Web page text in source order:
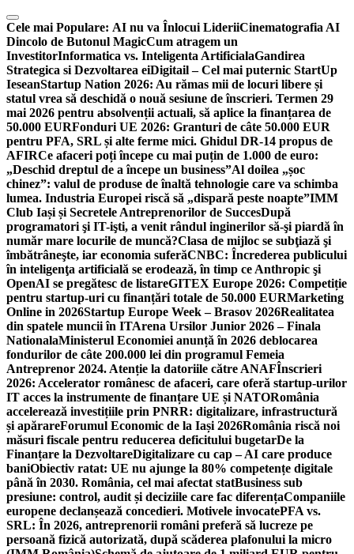
Skip
to
content
Cele mai Populare: AI nu va Înlocui LideriiCinematografia AI
Dincolo de Butonul MagicCum atragem un
InvestitorInformatica vs. Inteligenta ArtificialaGandirea
Strategica si Dezvoltarea eiDigitail – Cel mai puternic StartUp
IeseanStartup Nation 2026: Au rămas mii de locuri libere și
statul vrea să deschidă o nouă sesiune de înscrieri. Termen 29
mai 2026 pentru absolvenții actuali, să aplice la finanțarea de
50.000 EURFonduri UE 2026: Granturi de câte 50.000 EUR
pentru PFA, SRL și alte ferme mici. Ghidul DR-14 propus de
AFIRCe afaceri poți începe cu mai puțin de 1.000 de euro:
„Deschid dreptul de a începe un business”Al doilea „șoc
chinez”: valul de produse de înaltă tehnologie care va schimba
lumea. Industria Europei riscă să „dispară peste noapte”IMM
Club Iași și Secretele Antreprenorilor de SuccesDupă
programatori şi IT-işti, a venit rândul inginerilor să-şi piardă în
număr mare locurile de muncă?Clasa de mijloc se subţiază şi
îmbătrâneşte, iar economia suferăCNBC: Încrederea publicului
în inteligenţa artificială se erodează, în timp ce Anthropic şi
OpenAI se pregătesc de listareGITEX Europe 2026: Competiție
pentru startup-uri cu finanțări totale de 50.000 EURMarketing
Online in 2026Startup Europe Week – Brasov 2026Realitatea
din spatele muncii în ITArena Ursilor Junior 2026 – Finala
NationalaMinisterul Economiei anunță în 2026 deblocarea
fondurilor de câte 200.000 lei din programul Femeia
Antreprenor 2024. Atenție la datoriile către ANAFÎnscrieri
2026: Accelerator românesc de afaceri, care oferă startup-urilor
IT acces la instrumente de finanțare UE și NATORomânia
accelerează investițiile prin PNRR: digitalizare, infrastructură
și apărareForumul Economic de la Iași 2026România riscă noi
măsuri fiscale pentru reducerea deficitului bugetarDe la
Finanțare la DezvoltareDigitalizare cu cap – AI care produce
baniObiectiv ratat: UE nu ajunge la 80% competențe digitale
până în 2030. România, cel mai afectat statBusiness sub
presiune: control, audit și deciziile care fac diferențaCompaniile
europene declanșează concedieri. Motivele invocatePFA vs.
SRL: În 2026, antreprenorii români preferă să lucreze pe
persoană fizică autorizată, după scăderea plafonului la micro